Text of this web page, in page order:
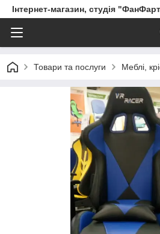
Інтернет-магазин, студія
Товари та послуги Меблі,